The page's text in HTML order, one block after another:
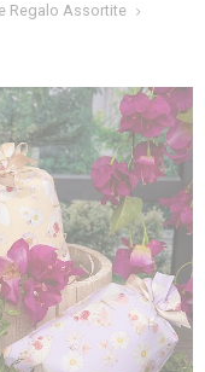
Regalo Assortite